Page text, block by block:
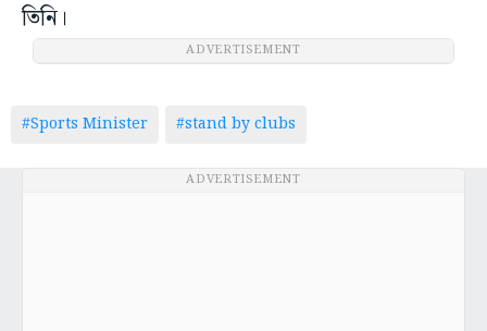
তিনি।
ADVERTISEMENT
#Sports Minister #stand by clubs
ADVERTISEMENT